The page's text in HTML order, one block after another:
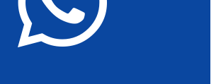
plutôt smart et vous voudriez de
discussion instantannée avec nos
pas à nous contacter ici via notre